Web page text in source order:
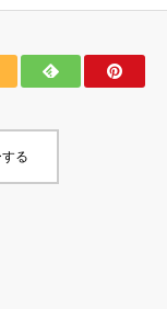
る
ィング用語集